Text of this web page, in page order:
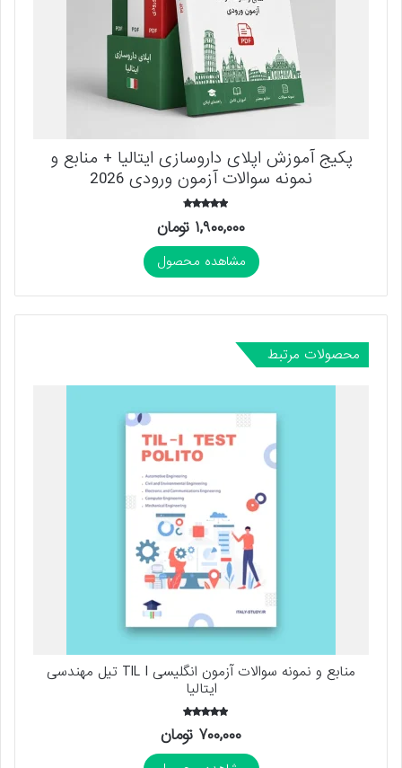
پکیج آموزش اپلای داروسازی ایتالیا + منابع و
نمونه سوالات آزمون ورودی 2026
4.00
۱,۹۰۰,۰۰۰ تومان
مشاهده محصول
محصولات مرتبط
منابع و نمونه سوالات آزمون انگلیسی TIL I تیل مهندسی
ایتالیا
امتیاز
5.00۷۰۰,۰۰۰ تومان